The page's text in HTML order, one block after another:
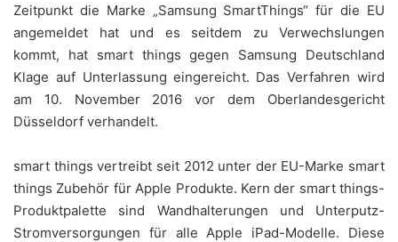
Zeitpunkt die Marke „Samsung SmartThings“ für die EU
angemeldet hat und es seitdem zu Verwechslungen
kommt, hat smart things gegen Samsung Deutschland
Klage auf Unterlassung eingereicht. Das Verfahren wird
am 10. November 2016 vor dem Oberlandesgericht
Düsseldorf verhandelt.
smart things vertreibt seit 2012 unter der EU-Marke smart
things Zubehör für Apple Produkte. Kern der smart things-
Produktpalette sind Wandhalterungen und Unterputz-
Stromversorgungen für alle Apple iPad-Modelle. Diese